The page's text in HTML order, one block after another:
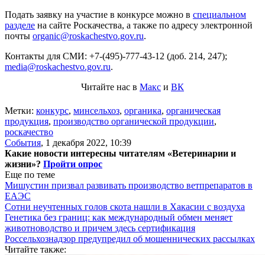
Подать заявку на участие в конкурсе можно в специальном
разделе на сайте Роскачества, а также по адресу электронной
почты organic@roskachestvo.gov.ru.
Контакты для СМИ: +7-(495)-777-43-12 (доб. 214, 247);
media@roskachestvo.gov.ru.
Читайте нас в Макс и ВК
Метки: конкурс, минсельхоз, органика, органическая
продукция, производство органической продукции,
роскачество
События, 1 декабря 2022, 10:39
Какие новости интересны читателям «Ветеринарии и
жизни»? Пройти опрос
Еще по теме
Мишустин призвал развивать производство ветпрепаратов в
ЕАЭС
Сотни неучтенных голов скота нашли в Хакасии с воздуха
Генетика без границ: как международный обмен меняет
животноводство и причем здесь сертификация
Россельхознадзор предупредил об мошеннических рассылках
Читайте также: